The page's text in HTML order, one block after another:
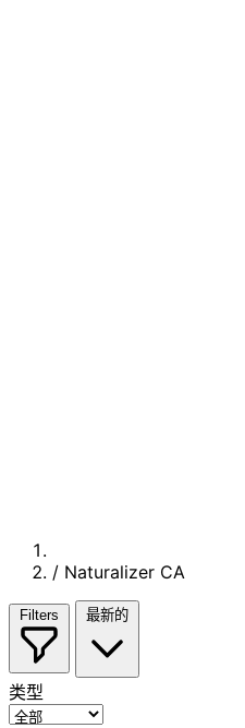
/ Naturalizer CA
Filters 最新的
类型